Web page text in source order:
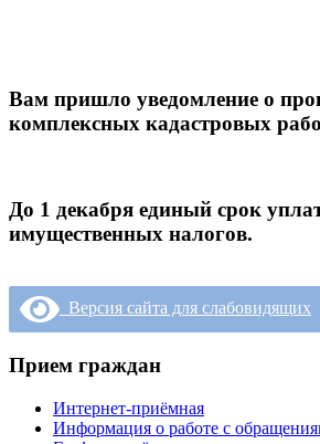
Вам пришло уведомление о
комплексных кадастровых
До 1 декабря единый срок
имущественных налогов.
Версия сайта для слабовидящих
Прием граждан
Интернет-приёмная
Информация о работе с